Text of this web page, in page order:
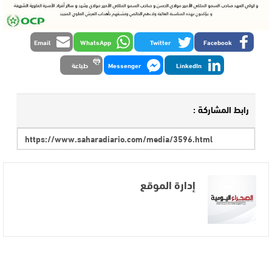
Facebook
Twitter
WhatsApp
Email
LinkedIn
Messenger طباعة
رابط المشاركة :
إدارة الموقع